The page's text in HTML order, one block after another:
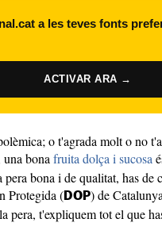
a les teves fonts
ACTIVAR ARA →
o t'agrada molt o no
una bona fruita dolça i sucosa
pera bona i de qualitat, has de
Protegida ( DOP) de
pera, t'expliquem tot el que